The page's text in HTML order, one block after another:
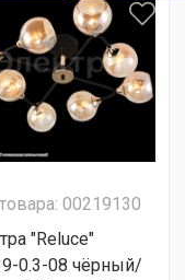
00219130
"Reluce"
0.3-08 чёрный/